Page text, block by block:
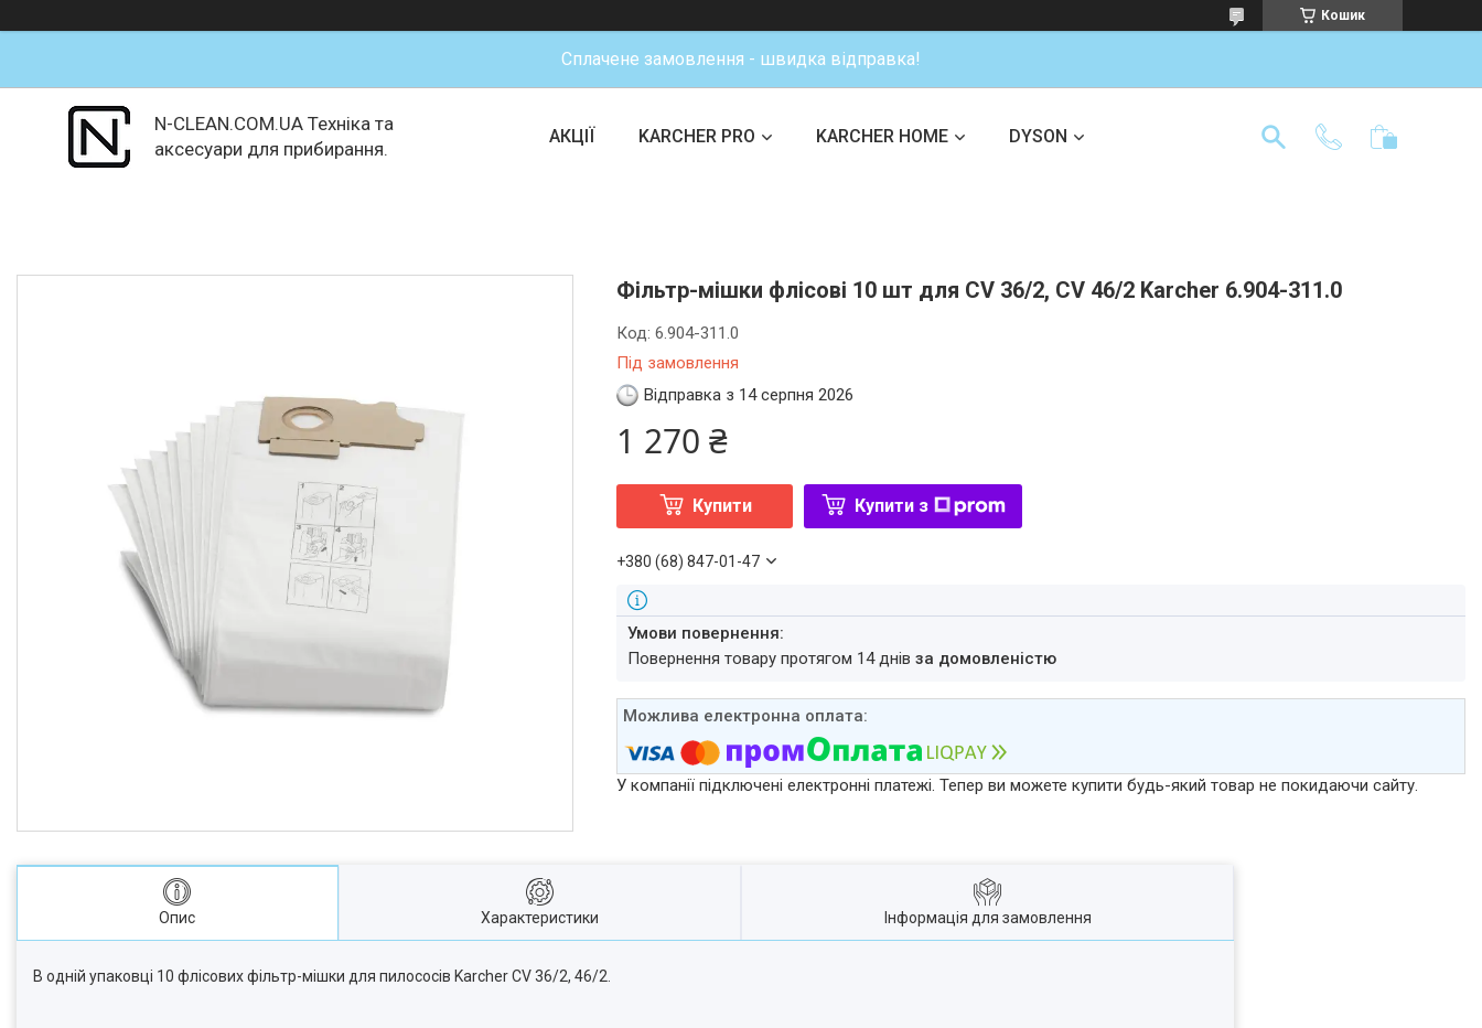
Кошик
Сплачене замовлення - швидка відправка!
N-CLEAN.COM.UA Техніка та
аксесуари для прибирання.
АКЦІЇ KARCHER PRO KARCHER HOME DYSON
Фільтр-мішки флісові 10 шт для CV 36/2, CV 46/2 Karcher 6.904-311.0
Під замовлення
Код:6.904-311.0
Відправка з 14 серпня 2026
1 270 ₴
Купити Купити з
+380 (68) 847-01-47
повернення товару протягом 14 днівза домовленістю
У компанії підключені електронні платежі. Тепер ви можете купити будь-який товар не покидаючи сайту.
Опис Характеристики Інформація для замовлення
В одній упаковці 10 флісових фільтр-мішки для пилососів Karcher CV 36/2, 46/2.